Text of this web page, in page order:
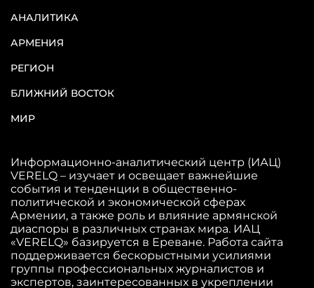
АНАЛИТИКА
АРМЕНИЯ
РЕГИОН
БЛИЖНИЙ ВОСТОК
МИР
Информационно-аналитический центр (ИАЦ)
VERELQ – изучает и освещает важнейшие
события и тенденции в общественно-
политической и экономической сферах
Армении, а также роль и влияние армянской
диаспоры в различных странах мира. ИАЦ
«VERELQ» базируется в Ереване. Работа сайта
поддерживается бескорыстными усилиями
группы профессиональных журналистов и
экспертов, заинтересованных в укреплении